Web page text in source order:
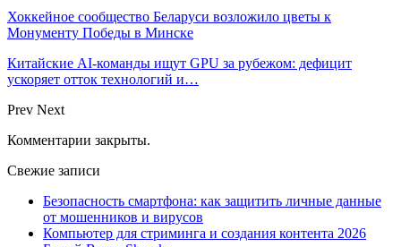
Хоккейное сообщество Беларуси возложило цветы к
Монументу Победы в Минске
Китайские AI-команды ищут GPU за рубежом: дефицит
ускоряет отток технологий и…
Prev Next
Комментарии закрыты.
Свежие записи
Безопасность смартфона: как защитить личные данные
от мошенников и вирусов
Компьютер для стриминга и создания контента 2026